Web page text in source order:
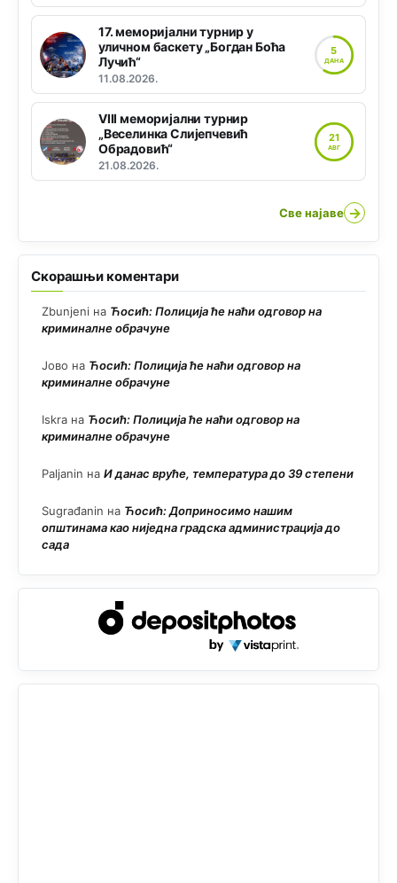
17. меморијални турнир у
уличном баскету „Богдан Боћа
Лучић“
11.08.2026.
5
ДАНА
VIII меморијални турнир
„Веселинка Слијепчевић
Обрадовић“
21.08.2026.
21
АВГ
Све најаве →
Скорашњи коментари
Zbunjeni на Ћосић: Полиција ће наћи одговор на
криминалне обрачуне
Јово на Ћосић: Полиција ће наћи одговор на
криминалне обрачуне
Iskra на Ћосић: Полиција ће наћи одговор на
криминалне обрачуне
Paljanin на И данас вруће, температура до 39 степени
Sugrađanin на Ћосић: Доприносимо нашим
општинама као ниједна градска администрација до
сада